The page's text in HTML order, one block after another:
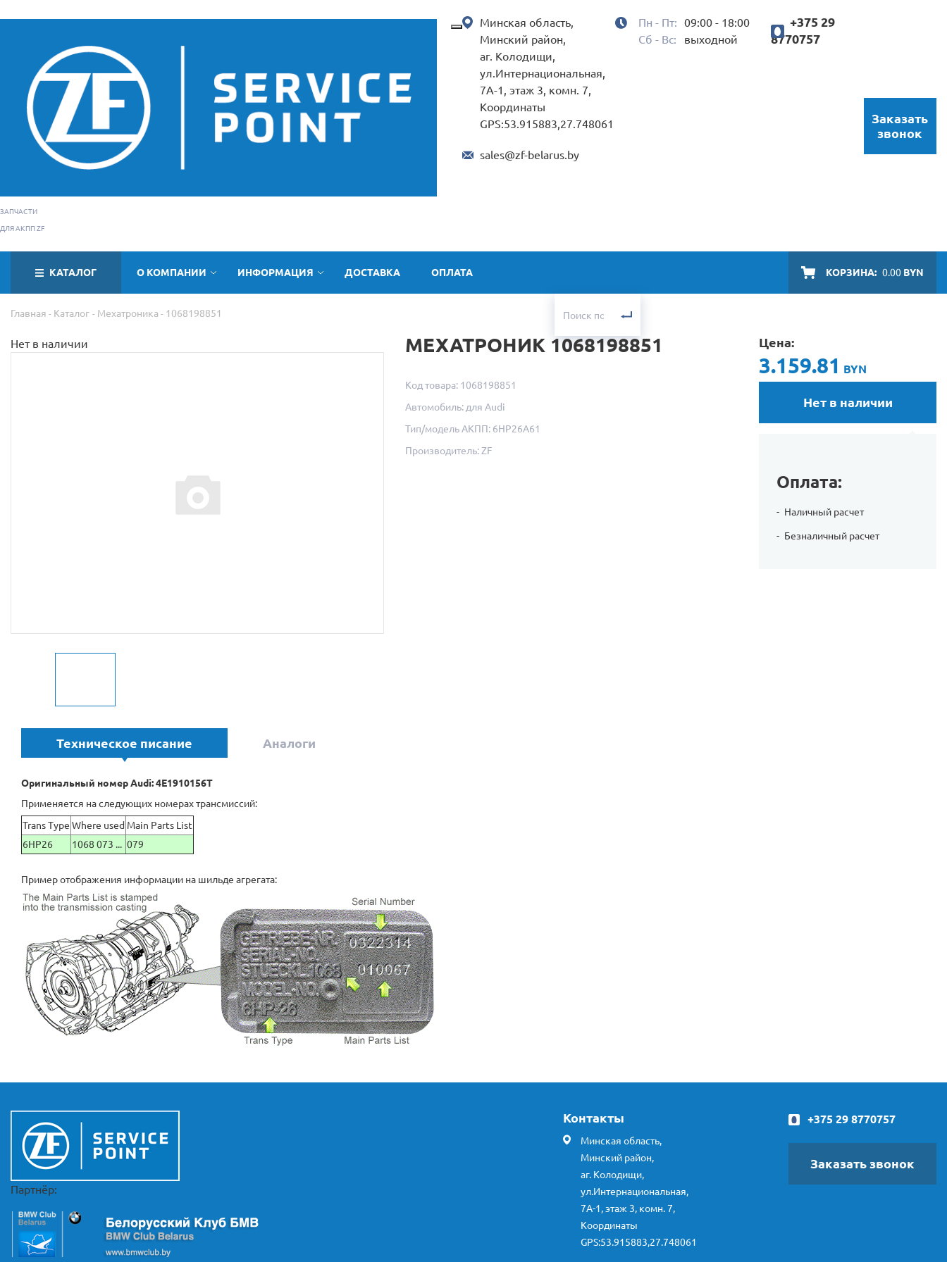
ЗАПЧАСТИ
ДЛЯ АКПП ZF
Минская область,
Минский район,
аг. Колодищи,
ул.Интернациональная,
7А-1, этаж 3, комн. 7,
Координаты
GPS:53.915883,27.748061
sales@zf-belarus.by
Пн - Пт:
09:00 - 18:00
Сб - Вс:
выходной
+375 29
8770757
Заказать
звонок
КАТАЛОГ О КОМПАНИИ ИНФОРМАЦИЯ ДОСТАВКА ОПЛАТА КОРЗИНА: 0.00 BYN
Главная Каталог Мехатроника 1068198851
Нет в наличии МЕХАТРОНИК 1068198851
Код товара: 1068198851
Автомобиль: для Audi
Тип/модель АКПП: 6HP26A61
Производитель: ZF
Цена:
3.159.81 BYN
Нет в наличии
Оплата:
Наличный расчет
Безналичный расчет
Техническое писание Аналоги
Оригинальный номер Audi: 4E1910156T
Применяется на следующих номерах трансмиссий:
Trans Type Where used Main Parts List
6HP26
1068 073 ... 079
Пример отображения информации на шильде агрегата:
Партнёр:
Контакты
Минская область,
Минский район,
аг. Колодищи,
ул.Интернациональная,
7А-1, этаж 3, комн. 7,
Координаты
GPS:53.915883,27.748061
+375 29 8770757
Заказать звонок